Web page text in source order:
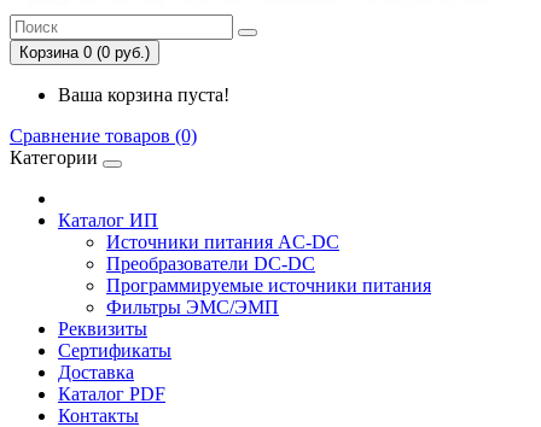
Корзина 0 (0 руб.)
Ваша корзина пуста!
Сравнение товаров (0)
Категории
Каталог ИП
Источники питания AC-DC
Преобразователи DC-DC
Программируемые источники питания
Фильтры ЭМС/ЭМП
Реквизиты
Сертификаты
Доставка
Каталог PDF
Контакты